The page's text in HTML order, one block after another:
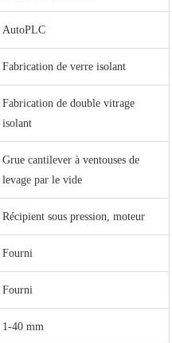
AutoPLC
Fabrication de verre isolant
Fabrication de double vitrage
isolant
Grue cantilever à ventouses de
levage par le vide
Récipient sous pression, moteur
Fourni
Fourni
1-40 mm